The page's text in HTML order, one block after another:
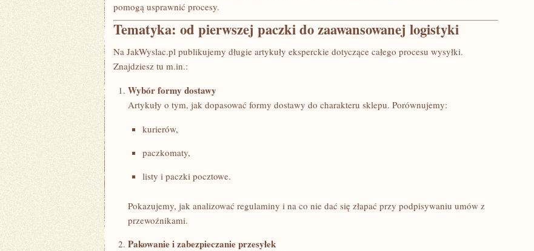
pomogą usprawnić procesy.
Tematyka: od pierwszej paczki do zaawansowanej logistyki
Na JakWyslac.pl publikujemy długie artykuły eksperckie dotyczące całego procesu wysyłki.
Znajdziesz tu m.in.:
Wybór formy dostawy
Artykuły o tym, jak dopasować formy dostawy do charakteru sklepu. Porównujemy:
kurierów,
paczkomaty,
listy i paczki pocztowe.
Pokazujemy, jak analizować regulaminy i na co nie dać się złapać przy podpisywaniu umów z
przewoźnikami.
Pakowanie i zabezpieczanie przesyłek